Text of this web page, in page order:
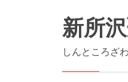
新所
しんところざ